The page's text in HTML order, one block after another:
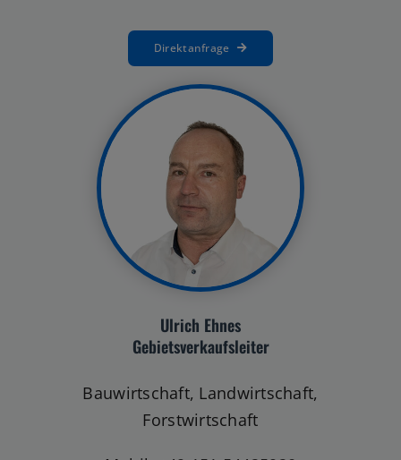
Ulrich Ehnes
Bauwirtschaft, Landwirtschaft,
Mobil:+49 151 54425920